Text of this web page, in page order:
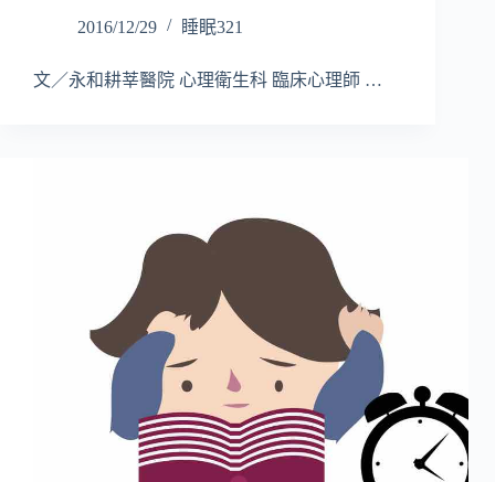
2016/12/29 睡眠321
文／永和耕莘醫院 心理衛生科 臨床心理師 …